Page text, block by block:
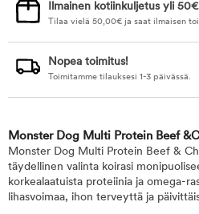
Ilmainen kotiinkuljetus yli
Tilaa vielä 50,00€ ja saat ilmaisen
Nopea toimitus!
Toimitamme tilauksesi 1-3 päivässä.
Monster Dog Multi Protein Beef
Monster Dog Multi Protein Beef &
täydellinen valinta koirasi
korkealaatuista proteiinia ja omega-
lihasvoimaa, ihon terveyttä ja